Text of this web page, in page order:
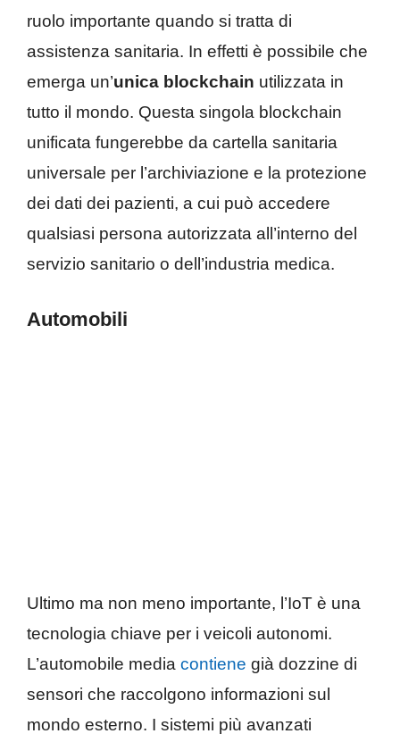
ruolo importante quando si tratta di
assistenza sanitaria. In effetti è possibile che
emerga un’unica blockchain utilizzata in
tutto il mondo. Questa singola blockchain
unificata fungerebbe da cartella sanitaria
universale per l’archiviazione e la protezione
dei dati dei pazienti, a cui può accedere
qualsiasi persona autorizzata all’interno del
servizio sanitario o dell’industria medica.
Automobili
Ultimo ma non meno importante, l’IoT è una
tecnologia chiave per i veicoli autonomi.
L’automobile media contiene già dozzine di
sensori che raccolgono informazioni sul
mondo esterno. I sistemi più avanzati